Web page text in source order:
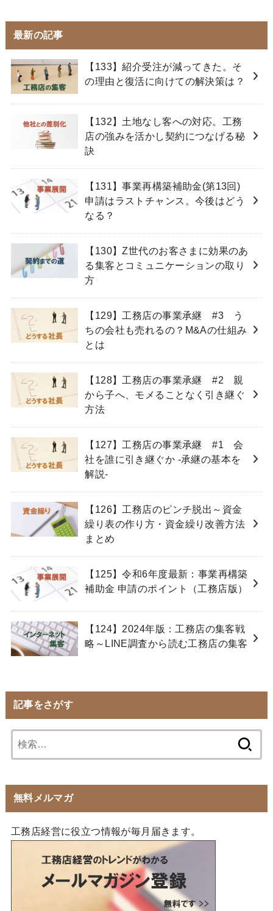
最新の記事
【133】紹介受注が減ってきた。そ
の理由と復活に向けての解決策は？
【132】土地なし客への対応。工務
店の強みを活かし契約につなげる秘
訣
【131】事業再構築補助金(第13回)
申請はラストチャンス。今後はどう
なる？
【130】Z世代のお客さまに効果のあ
る集客とコミュニケーションの取り
方
【129】工務店の事業承継 #3 う
ちの会社も売れるの？M&Aの仕組み
とは
【128】工務店の事業承継 #2 親
から子へ、モメることなく引き継ぐ
方法
【127】工務店の事業承継 #1 会
社を誰に引き継ぐか -承継の基本を
解説-
【126】工務店のピンチ脱出～資金
繰り表の作り方・資金繰り改善方法
まとめ
【125】令和6年度最新：事業再構築
補助金 申請のポイント（工務店版）
【124】2024年版：工務店の集客戦
略～LINE調査から読む工務店の集客
記事をさがす
索:
無料メルマガ
工務店経営に役立つ情報が毎月届きます。